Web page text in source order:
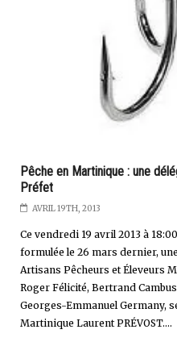
Pêche en Martinique : une
Préfet
AVRIL 19TH, 2013
Ce vendredi 19 avril 2013 à
formulée le 26 mars dernier,
Artisans Pêcheurs et Éleveurs
Roger Félicité, Bertrand
Georges-Emmanuel Germany,
Martinique Laurent PRÉVOST....